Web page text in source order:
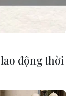
động thời